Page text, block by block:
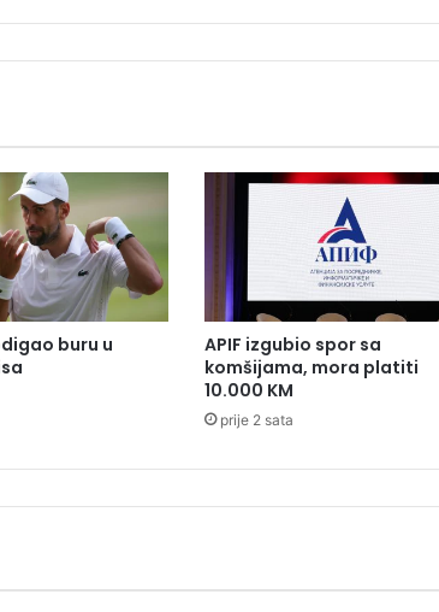
a
p
a
n
a
j
l
j
e
p
j
buru u
APIF izgubio spor sa
komšijama, mora platiti
10.000 KM
prije 2 sata